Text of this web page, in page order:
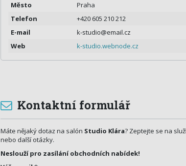
Město
Praha
Telefon
+420 605 210 212
E-mail
k-studio@email.cz
Web
k-studio.webnode.cz
Kontaktní formulář
Máte nějaký dotaz na salón Studio Klára? Zeptejte se na
nebo další otázky.
Neslouží pro zasílání obchodních nabídek!